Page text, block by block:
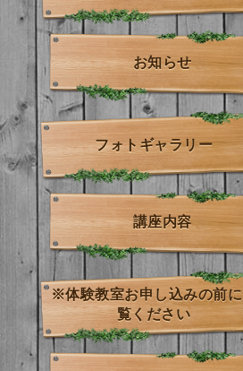
お知らせ
フォトギャラリー
講座内容
※体験教室お申し込みの前
覧ください